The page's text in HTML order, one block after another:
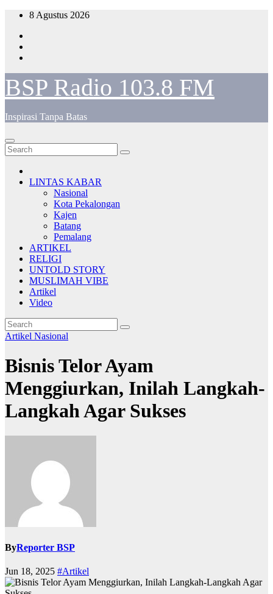
Skip
content
8 Agustus 2026
BSP Radio 103.8 FM
Inspirasi Tanpa Batas
LINTAS KABAR
Nasional
Kota Pekalongan
Kajen
Batang
Pemalang
ARTIKEL
RELIGI
UNTOLD STORY
MUSLIMAH VIBE
Artikel
Video
Artikel Nasional
Bisnis Telor Ayam
Menggiurkan, Inilah Langkah-
Langkah Agar Sukses
ByReporter BSP
Jun 18, 2025 #Artikel